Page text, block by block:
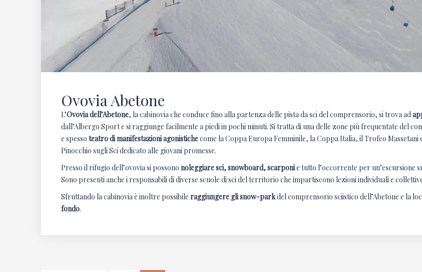
Ovovia Abetone
L’Ovovia dell’Abetone, la cabinovia che conduce fino alla partenza delle pista da sci del comprensorio, si trova ad
dall’Albergo Sport e si raggiunge facilmente a piedi in pochi minuti. Si tratta di una delle zone più frequentate del
e spesso teatro di manifestazioni agonistichecome la Coppa Europa Femminile, la Coppa Italia, il Trofeo Massetani
Pinocchio sugli Sci dedicato alle giovani promesse.
Presso il rifugio dell’ovovia si possono noleggiare sci, snowboard, scarponie tutto l’occorrente per un’escursione
Sono presenti anche i responsabili di diverse scuole di sci del territorio che impartiscono lezioni individuali e
Sfruttando la cabinovia è inoltre possibile raggiungere gli snow-parkdel comprensorio sciistico dell’Abetone e la
fondo.